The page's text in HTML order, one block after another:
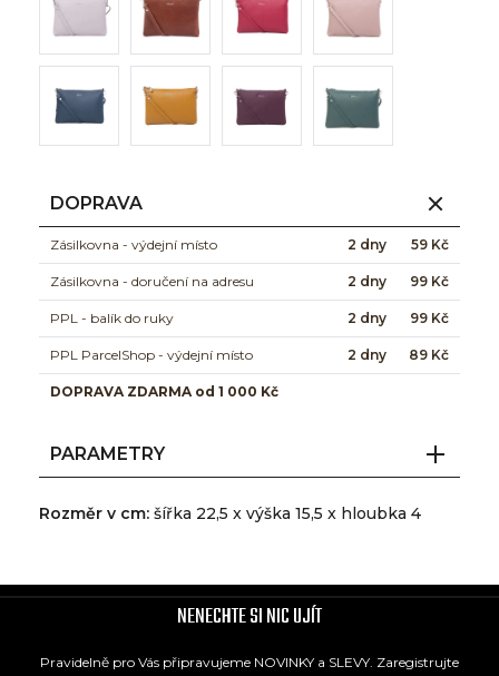
DOPRAVA
Zásilkovna - výdejní místo 2 dny 59 Kč
Zásilkovna - doručení na adresu 2 dny 99 Kč
PPL - balík do ruky 2 dny 99 Kč
PPL ParcelShop - výdejní místo 2 dny 89 Kč
DOPRAVA ZDARMA od 1 000 Kč
PARAMETRY
Rozměr v cm: šířka 22,5 x výška 15,5 x hloubka 4
NENECHTE SI NIC UJÍT
Pravidelně pro Vás připravujeme NOVINKY a SLEVY. Zaregistrujte